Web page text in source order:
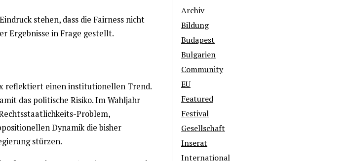
stehen, dass die Fairness nicht
Ergebnisse in Frage gestellt.
reflektiert einen institutionellen Trend.
das politische Risiko. Im Wahljahr
Problem,
Dynamik die bisher
stürzen.
Archiv
Bildung
Budapest
Bulgarien
Community
EU
Featured
Festival
Gesellschaft
Inserat
International